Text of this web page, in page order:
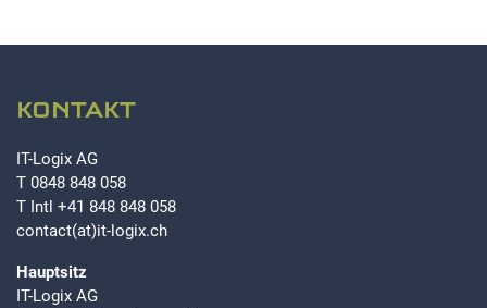
KONTAKT
IT-Logix AG
T 0848 848 058
T Intl +41 848 848 058
contact(at)it-logix.ch
Hauptsitz
IT-Logix AG
SalesViewer
EXTERNE MEDIEN
Um Inhalte von Videoplattformen und Social Media
Plattformen anzeigen zu können, werden von diesen
externen Medien Cookies gesetzt.